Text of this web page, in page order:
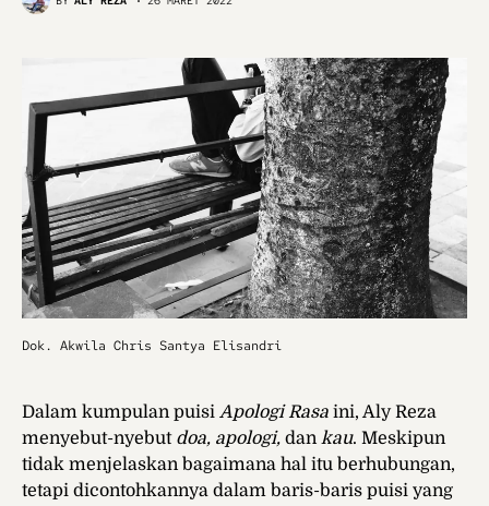
Dok. Akwila Chris Santya Elisandri
Dalam kumpulan puisi Apologi Rasa ini, Aly Reza
menyebut-nyebut doa, apologi, dan kau. Meskipun
tidak menjelaskan bagaimana hal itu berhubungan,
tetapi dicontohkannya dalam baris-baris puisi yang